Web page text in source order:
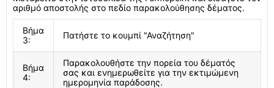
αριθμό αποστολής στο πεδίο παρακολούθησης δέματος.
Βήμα
3:
Πατήστε το κουμπί "Αναζήτηση"
Βήμα
4:
Παρακολουθήστε την πορεία του δέματός
σας και ενημερωθείτε για την εκτιμώμενη
ημερομηνία παράδοσης.